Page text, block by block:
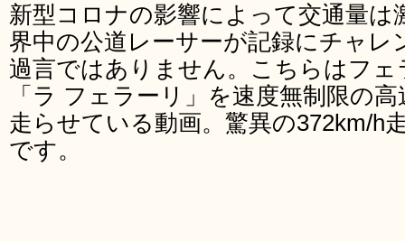
新型コロナの影響によって交通量は
界中の公道レーサーが記録にチャ
過言ではありません。こちらはフ
「ラ フェラーリ」を速度無制限の
走らせている動画。驚異の372km/h
です。